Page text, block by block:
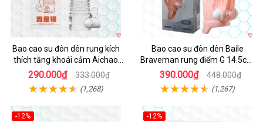
Bao cao su đôn dên rung kích
thích tăng khoái cảm Aichao
Cam
290.000₫ 333.000₫
(1,268)
Bao cao su đôn dên Baile
Braveman rung điểm G 14.5cm
kích thích
390.000₫ 448.000₫
(1,267)
-12%
-12%